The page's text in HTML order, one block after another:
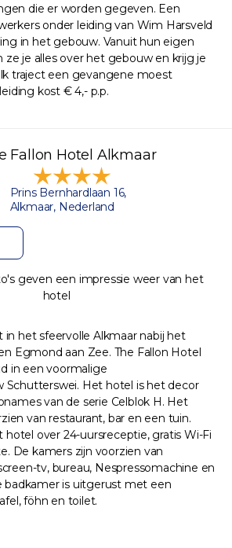
die er worden gegeven. Een
onder leiding van Wim Harsveld
in het gebouw. Vanuit hun eigen
ze je alles over het gebouw en krijg je
traject een gevangene moest
kost € 4,- p.p.
Fallon Hotel Alkmaar
Prins Bernhardlaan 16,
Alkmaar, Nederland
geven een impressie weer van het
hotel
in het sfeervolle Alkmaar nabij het
Egmond aan Zee. The Fallon Hotel
in een voormalige
Schutterswei. Het hotel is het decor
van de serie Celblok H. Het
van restaurant, bar en een tuin.
hotel over 24-uursreceptie, gratis Wi-Fi
De kamers zijn voorzien van
tv, bureau, Nespressomachine en
badkamer is uitgerust met een
föhn en toilet.